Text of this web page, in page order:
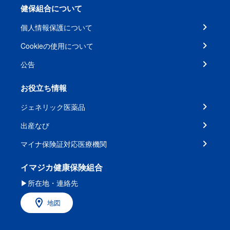
健保組合について
個人情報保護について
Cookieの使用について
公告
お役立ち情報
ジェネリック医薬品
出産なび
マイナ保険証対応医療機関
イマジカ健康保険組合
▶所在地・連絡先
地図